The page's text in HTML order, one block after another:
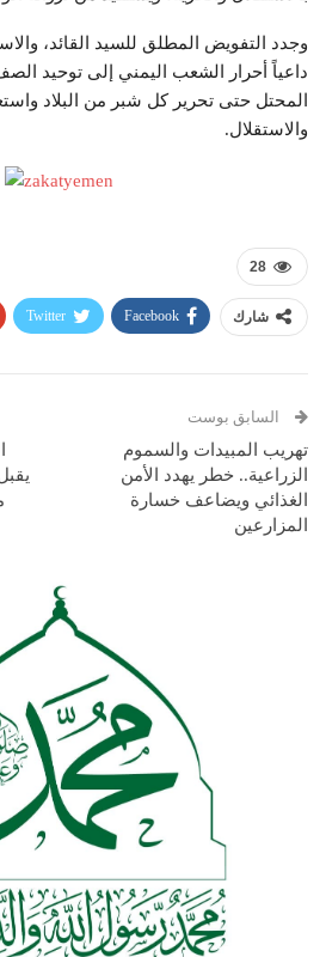
وجدد التفويض المطلق للسيد القائد،
داعياً أحرار الشعب اليمني إلى توحيد
المحتل حتى تحرير كل شبر من البلاد
والاستقلال.
28
شارك Facebook
Twitter
السابق بوست
تهريب المبيدات والسموم
الزراعية.. خطر يهدد الأمن
الغذائي ويضاعف خسارة
المزارعين